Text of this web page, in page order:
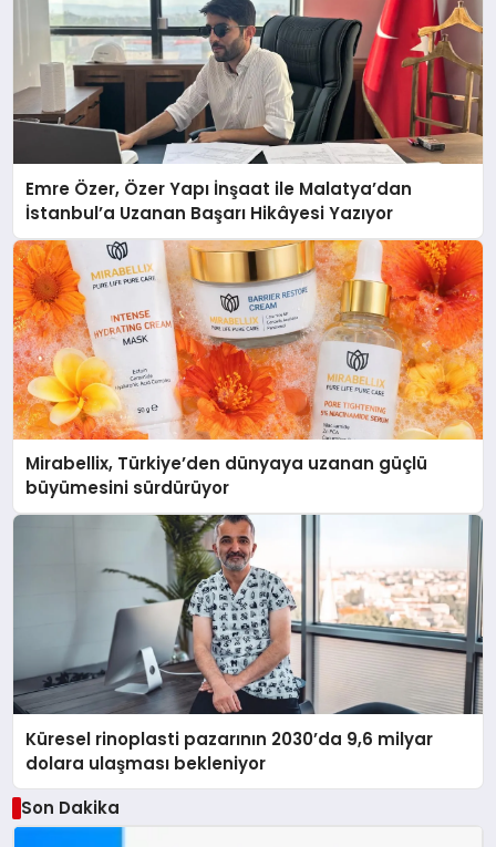
Emre Özer, Özer Yapı İnşaat ile Malatya’dan
İstanbul’a Uzanan Başarı Hikâyesi Yazıyor
Mirabellix, Türkiye’den dünyaya uzanan güçlü
büyümesini sürdürüyor
Küresel rinoplasti pazarının 2030’da 9,6 milyar
dolara ulaşması bekleniyor
Son Dakika